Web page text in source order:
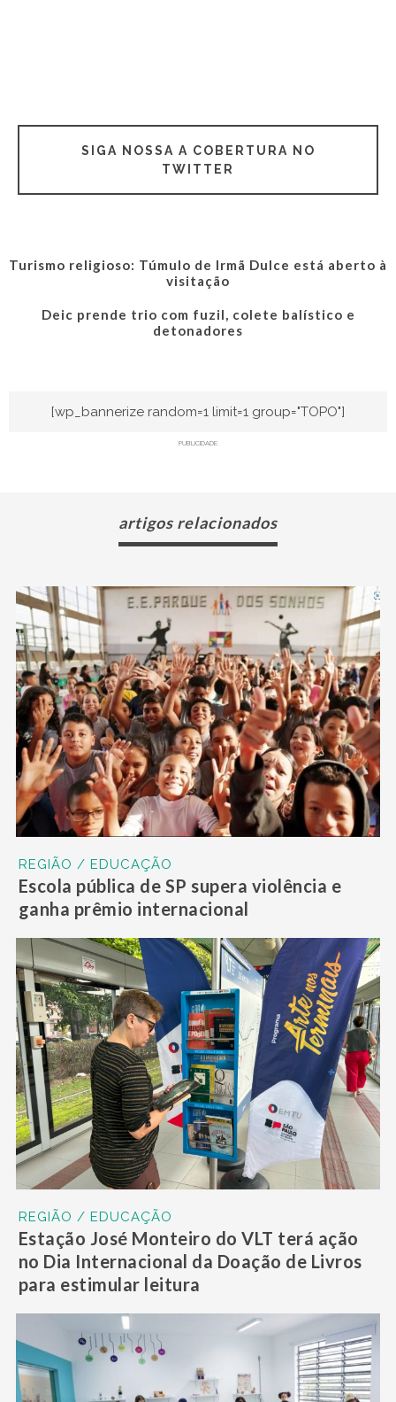
SIGA NOSSA A COBERTURA NO
TWITTER
Turismo religioso: Túmulo de Irmã Dulce está aberto à
visitação
Deic prende trio com fuzil, colete balístico e
detonadores
[wp_bannerize random=1 limit=1 group="TOPO"]
PUBLICIDADE
artigos relacionados
REGIÃO / EDUCAÇÃO
Escola pública de SP supera violência e
ganha prêmio internacional
REGIÃO / EDUCAÇÃO
Estação José Monteiro do VLT terá ação
no Dia Internacional da Doação de Livros
para estimular leitura